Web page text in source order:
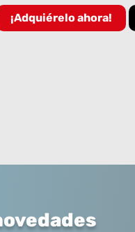
¡Adquiérelo ahora!